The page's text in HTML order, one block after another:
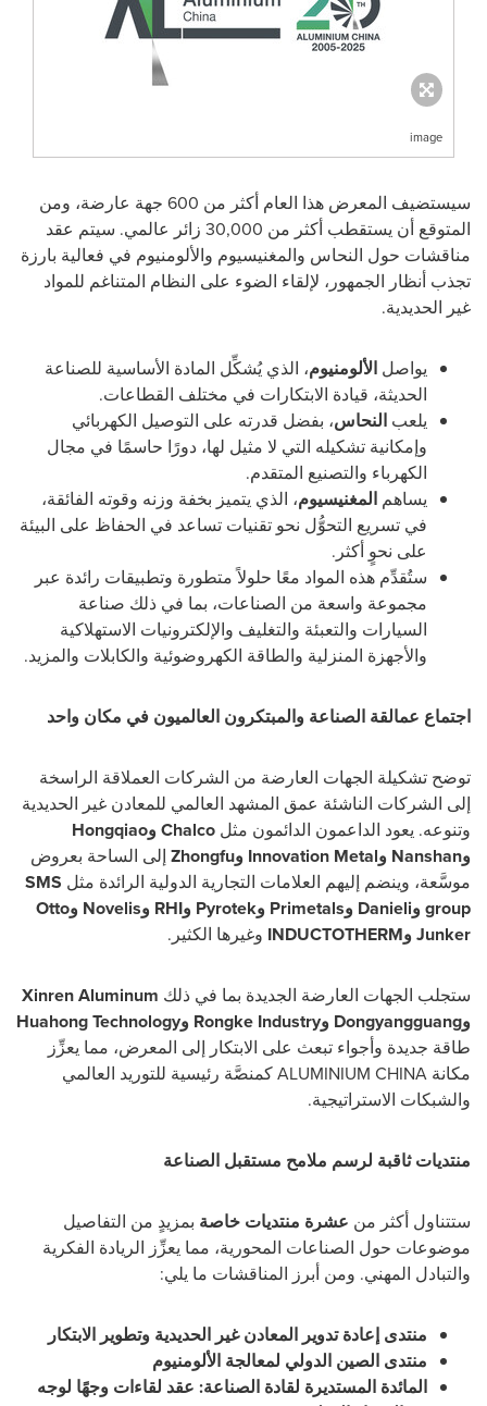
image
سيستضيف المعرض هذا العام أكثر من 600 جهة عارضة، ومن
المتوقع أن يستقطب أكثر من 30,000 زائر عالمي. سيتم عقد
مناقشات حول النحاس والمغنيسيوم والألومنيوم في فعالية بارزة
تجذب أنظار الجمهور، لإلقاء الضوء على النظام المتناغم للمواد
غير الحديدية.
يواصل الألومنيوم، الذي يُشكِّل المادة الأساسية للصناعة
الحديثة، قيادة الابتكارات في مختلف القطاعات.
يلعب النحاس، بفضل قدرته على التوصيل الكهربائي
وإمكانية تشكيله التي لا مثيل لها، دورًا حاسمًا في مجال
الكهرباء والتصنيع المتقدم.
يساهم المغنيسيوم، الذي يتميز بخفة وزنه وقوته الفائقة،
في تسريع التحوُّل نحو تقنيات تساعد في الحفاظ على البيئة
على نحوٍ أكثر.
ستُقدِّم هذه المواد معًا حلولاً متطورة وتطبيقات رائدة عبر
مجموعة واسعة من الصناعات، بما في ذلك صناعة
السيارات والتعبئة والتغليف والإلكترونيات الاستهلاكية
والأجهزة المنزلية والطاقة الكهروضوئية والكابلات والمزيد.
اجتماع عمالقة الصناعة والمبتكرون العالميون في مكان واحد
توضح تشكيلة الجهات العارضة من الشركات العملاقة الراسخة
إلى الشركات الناشئة عمق المشهد العالمي للمعادن غير الحديدية
وتنوعه. يعود الداعمون الدائمون مثل
Chalco وHongqiao
وNanshan وInnovation Metal وZhongfu
إلى الساحة بعروض
موسَّعة، وينضم إليهم العلامات التجارية الدولية الرائدة مثل SMS
group وDanieli وPrimetals وPyrotek وRHI وNovelis وOtto
Junker وINDUCTOTHERM
وغيرها الكثير.
ستجلب الجهات العارضة الجديدة بما في ذلك Xinren Aluminum
وDongyangguang وRongke Industry وHuahong Technology
طاقة جديدة وأجواء تبعث على الابتكار إلى المعرض، مما يعزِّز
مكانة ALUMINIUM CHINA
كمنصَّة رئيسية للتوريد العالمي
والشبكات الاستراتيجية.
منتديات ثاقبة لرسم ملامح مستقبل الصناعة
ستتناول أكثر من عشرة منتديات خاصة بمزيدٍ من التفاصيل
موضوعات حول الصناعات المحورية، مما يعزِّز الريادة الفكرية
والتبادل المهني. ومن أبرز المناقشات ما يلي:
منتدى إعادة تدوير المعادن غير الحديدية وتطوير الابتكار
منتدى الصين الدولي لمعالجة الألومنيوم
المائدة المستديرة لقادة الصناعة: عقد لقاءات وجهًا لوجه